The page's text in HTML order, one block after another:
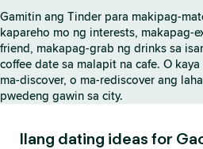
Gamitin ang Tinder para makipag-
kapareho mo ng interests, makapag-
friend, makapag-grab ng drinks sa
coffee date sa malapit na cafe. O
ma-discover, o ma-rediscover ang
pwedeng gawin sa city.
Ilang dating ideas for